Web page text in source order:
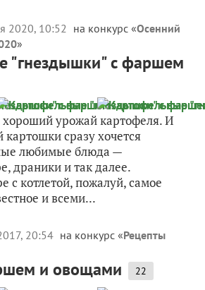
2020, 10:52 на конкурс «Осенний
»
"гнездышки" с фаршем
урожай картофеля. И
картошки сразу хочется
любимые блюда —
драники и так далее.
с котлетой, пожалуй, самое
и всеми...
20:54 на конкурс «Рецепты
и овощами 22